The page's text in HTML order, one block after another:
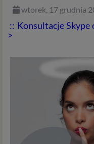
wtorek, 17 grudnia
:: Konsultacje
>